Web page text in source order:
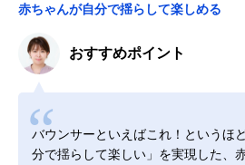
赤ちゃんが自分で揺らして楽しめる
おすすめポイント
バウンサーといえばこれ！というほ
分で揺らして楽しい」を実現した、